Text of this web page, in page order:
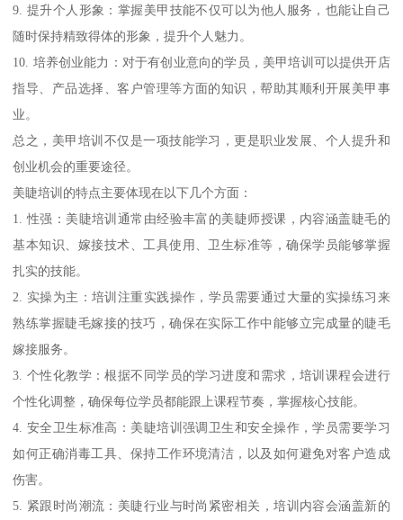
9. 提升个人形象：掌握美甲技能不仅可以为他人服务，也能让自己
随时保持精致得体的形象，提升个人魅力。
10. 培养创业能力：对于有创业意向的学员，美甲培训可以提供开店
指导、产品选择、客户管理等方面的知识，帮助其顺利开展美甲事
业。
总之，美甲培训不仅是一项技能学习，更是职业发展、个人提升和
创业机会的重要途径。
美睫培训的特点主要体现在以下几个方面：
1. 性强：美睫培训通常由经验丰富的美睫师授课，内容涵盖睫毛的
基本知识、嫁接技术、工具使用、卫生标准等，确保学员能够掌握
扎实的技能。
2. 实操为主：培训注重实践操作，学员需要通过大量的实操练习来
熟练掌握睫毛嫁接的技巧，确保在实际工作中能够立完成量的睫毛
嫁接服务。
3. 个性化教学：根据不同学员的学习进度和需求，培训课程会进行
个性化调整，确保每位学员都能跟上课程节奏，掌握核心技能。
4. 安全卫生标准高：美睫培训强调卫生和安全操作，学员需要学习
如何正确消毒工具、保持工作环境清洁，以及如何避免对客户造成
伤害。
5. 紧跟时尚潮流：美睫行业与时尚紧密相关，培训内容会涵盖新的